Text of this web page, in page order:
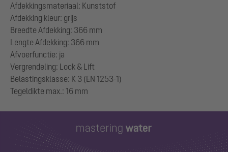
Afdekkingsmateriaal: Kunststof
Afdekking kleur: grijs
Breedte Afdekking: 366 mm
Lengte Afdekking: 366 mm
Afvoerfunctie: ja
Vergrendeling: Lock & Lift
Belastingsklasse: K 3 (EN 1253-1)